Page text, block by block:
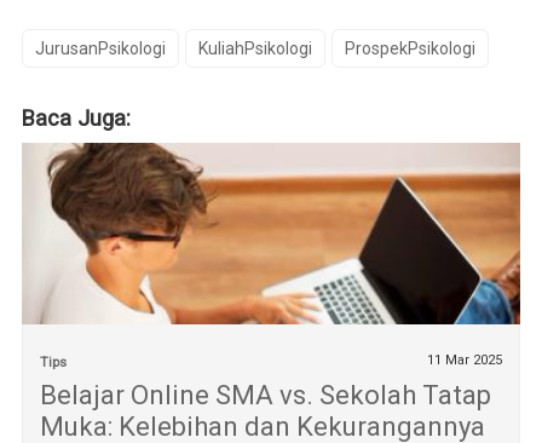
JurusanPsikologi KuliahPsikologi ProspekPsikologi
Baca Juga:
Tips 11 Mar 2025
Belajar Online SMA vs. Sekolah Tatap
Muka: Kelebihan dan Kekurangannya